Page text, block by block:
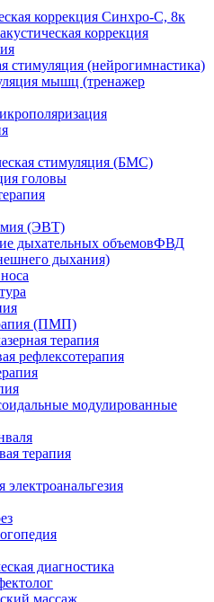
коррекция Синхро-С, 8к
коррекция
стимуляция (нейрогимнастика)
мышц (тренажер
стимуляция (БМС)
головы
(ЭВТ)
дыхательных объемовФВД
дыхания)
(ПМП)
терапия
рефлексотерапия
модулированные
терапия
электроанальгезия
диагностика
массаж